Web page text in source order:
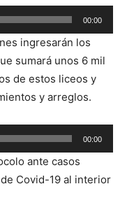
00:00
ingresarán los
sumará unos 6 mil
de estos liceos y
y arreglos.
00:00
ante casos
Covid-19 al interior